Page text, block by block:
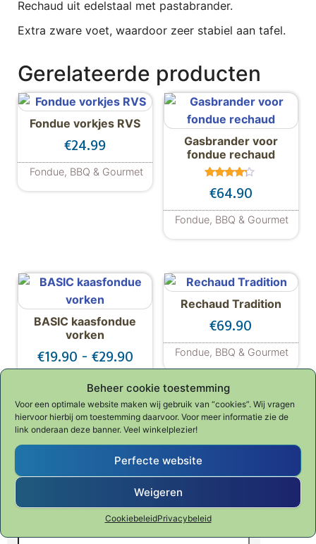
Beheer cookie toestemming
Voor een optimale website maken wij gebruik van “cookies”. Wij vragen
hiervoor hierbij om toestemming daarvoor. Voor meer informatie zie de
link onderaan deze banner. Veel winkelplezier!
Perfecte website
Weigeren
CookiebeleidPrivacybeleid
Rechaud uit edelstaal met pastabrander.
Extra zware voet, waardoor zeer stabiel aan tafel.
Gerelateerde producten
Fondue vorkjes RVS
€24.99
Fondue, BBQ & Gourmet
Dit product heeft meerdere variaties.
Gasbrander voor
fondue rechaud
eerd
uit 5
€64.90
Fondue, BBQ & Gourmet
BASIC kaasfondue
vorken
€19.90 - €29.90Prijsklasse: €19.90 tot €29.90
Fondue, BBQ & Gourmet
Dit product heeft meerdere variaties.
Rechaud Tradition
€69.90
Fondue, BBQ & Gourmet
Waar ben je naar op zoek?
Zoeken naar: